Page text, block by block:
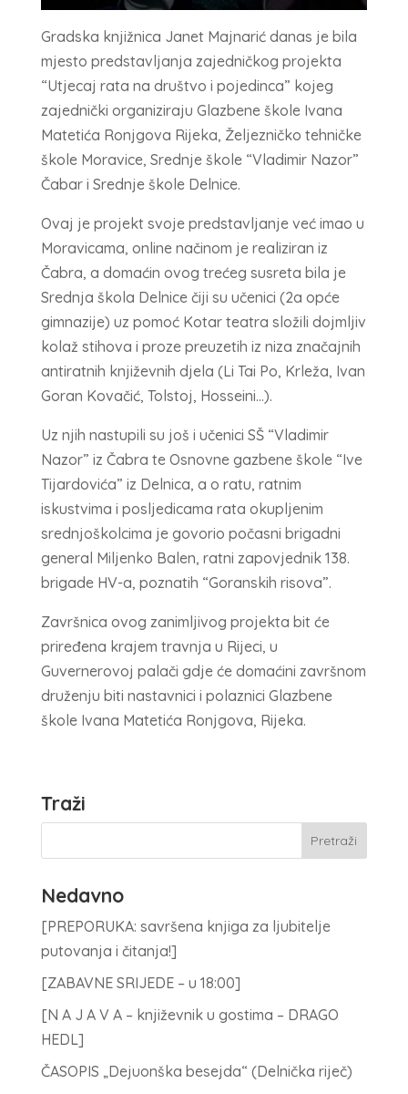
Gradska knjižnica Janet Majnarić danas je bila
mjesto predstavljanja zajedničkog projekta
“Utjecaj rata na društvo i pojedinca” kojeg
zajednički organiziraju Glazbene škole Ivana
Matetića Ronjgova Rijeka, Željezničko tehničke
škole Moravice, Srednje škole “Vladimir Nazor”
Čabar i Srednje škole Delnice.
Ovaj je projekt svoje predstavljanje već imao u
Moravicama, online načinom je realiziran iz
Čabra, a domaćin ovog trećeg susreta bila je
Srednja škola Delnice čiji su učenici (2a opće
gimnazije) uz pomoć Kotar teatra složili dojmljiv
kolaž stihova i proze preuzetih iz niza značajnih
antiratnih književnih djela (Li Tai Po, Krleža, Ivan
Goran Kovačić, Tolstoj, Hosseini…).
Uz njih nastupili su još i učenici SŠ “Vladimir
Nazor” iz Čabra te Osnovne gazbene škole “Ive
Tijardovića” iz Delnica, a o ratu, ratnim
iskustvima i posljedicama rata okupljenim
srednjoškolcima je govorio počasni brigadni
general Miljenko Balen, ratni zapovjednik 138.
brigade HV-a, poznatih “Goranskih risova”.
Završnica ovog zanimljivog projekta bit će
priređena krajem travnja u Rijeci, u
Guvernerovoj palači gdje će domaćini završnom
druženju biti nastavnici i polaznici Glazbene
škole Ivana Matetića Ronjgova, Rijeka.
Traži
Nedavno
[PREPORUKA: savršena knjiga za ljubitelje
putovanja i čitanja!]
[ZABAVNE SRIJEDE – u 18:00]
[N A J A V A – književnik u gostima – DRAGO
HEDL]
ČASOPIS „Dejuonška besejda“ (Delnička riječ)